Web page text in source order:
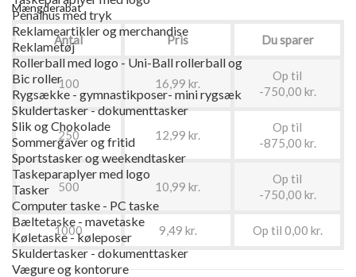
Penalhus med tryk
Reklameartikler og merchandise
Reklametøj
Rollerball med logo - Uni-Ball rollerball og
Bic roller
Rygsække - gymnastikposer- mini rygsæk
Skuldertasker - dokumenttasker
Slik og Chokolade
Sommergaver og fritid
Sportstasker og weekendtasker
Taskeparaplyer med logo
Tasker
Computer taske - PC taske
Bæltetaske - mavetaske
Køletaske - køleposer
Skuldertasker - dokumenttasker
Vægure og kontorure
Mængderabat
Antal Pris Du sparer
100 16,99 kr.
Op til
-750,00 kr.
250 12,99 kr.
Op til
-875,00 kr.
500 10,99 kr.
Op til
-750,00 kr.
1000 9,49 kr. Op til 0,00 kr.